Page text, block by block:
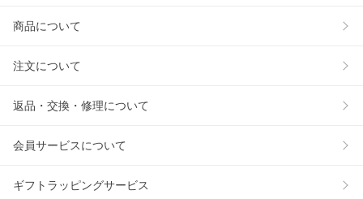
商品について
注文について
返品・交換・修理について
会員サービスについて
ギフトラッピングサービス